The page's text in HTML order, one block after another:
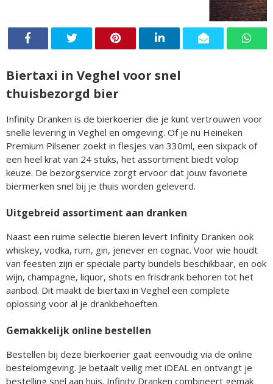
Biertaxi in Veghel voor snel
thuisbezorgd bier
Infinity Dranken is de bierkoerier die je kunt vertrouwen voor
snelle levering in Veghel en omgeving. Of je nu Heineken
Premium Pilsener zoekt in flesjes van 330ml, een sixpack of
een heel krat van 24 stuks, het assortiment biedt volop
keuze. De bezorgservice zorgt ervoor dat jouw favoriete
biermerken snel bij je thuis worden geleverd.
Uitgebreid assortiment aan dranken
Naast een ruime selectie bieren levert Infinity Dranken ook
whiskey, vodka, rum, gin, jenever en cognac. Voor wie houdt
van feesten zijn er speciale party bundels beschikbaar, en ook
wijn, champagne, liquor, shots en frisdrank behoren tot het
aanbod. Dit maakt de biertaxi in Veghel een complete
oplossing voor al je drankbehoeften.
Gemakkelijk online bestellen
Bestellen bij deze bierkoerier gaat eenvoudig via de online
bestelomgeving. Je betaalt veilig met iDEAL en ontvangt je
bestelling snel aan huis. Infinity Dranken combineert gemak